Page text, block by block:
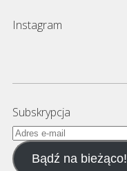
Instagram
Subskrypcja
Adres
e-
mailBądź na bieżąco!